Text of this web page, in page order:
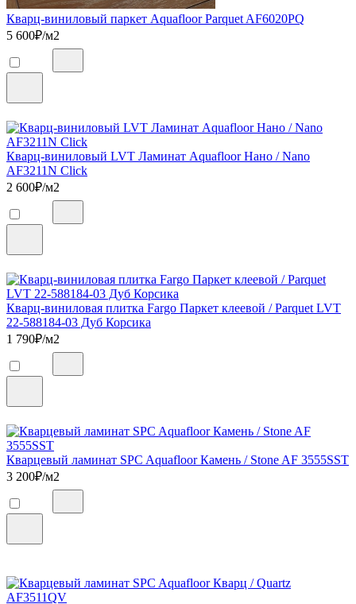
Кварц-виниловый паркет Aquafloor Parquet AF6020PQ
5 600₽/м2
Кварц-виниловый LVT Ламинат Aquafloor Нано / Nano
AF3211N Click
2 600₽/м2
Кварц-виниловая плитка Fargo Паркет клеевой / Parquet LVT
22-588184-03 Дуб Корсика
1 790₽/м2
Кварцевый ламинат SPC Aquafloor Камень / Stone AF 3555SST
3 200₽/м2